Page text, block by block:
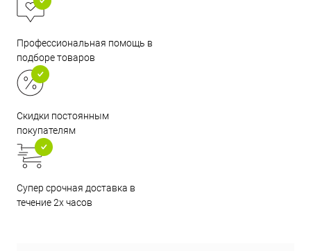
Профессиональная помощь в
подборе товаров
Скидки постоянным
покупателям
Супер срочная доставка в
течение 2х часов